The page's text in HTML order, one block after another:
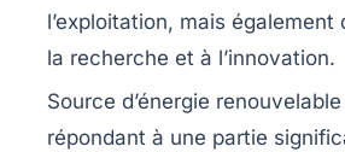
l’exploitation, mais également
la recherche et à l’innovation.
Source d’énergie
répondant à une partie